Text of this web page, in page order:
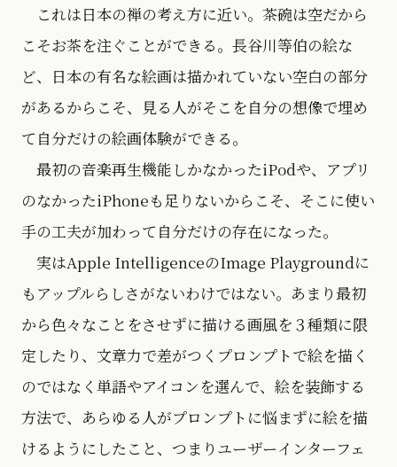
これは日本の禅の考え方に近い。茶碗は空だから
こそお茶を注ぐことができる。長谷川等伯の絵な
ど、日本の有名な絵画は描かれていない空白の部分
があるからこそ、見る人がそこを自分の想像で埋め
て自分だけの絵画体験ができる。
最初の音楽再生機能しかなかったiPodや、アプリ
のなかったiPhoneも足りないからこそ、そこに使い
手の工夫が加わって自分だけの存在になった。
実はApple IntelligenceのImage Playgroundに
もアップルらしさがないわけではない。あまり最初
から色々なことをさせずに描ける画風を３種類に限
定したり、文章力で差がつくプロンプトで絵を描く
のではなく単語やアイコンを選んで、絵を装飾する
方法で、あらゆる人がプロンプトに悩まずに絵を描
けるようにしたこと、つまりユーザーインターフェ